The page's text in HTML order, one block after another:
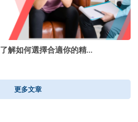
解如何選擇合適你的精…
更多文章